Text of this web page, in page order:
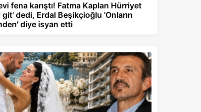
fena karıştı! Fatma Kaplan Hürriyet
git' dedi, Erdal Beşikçioğlu 'Onların
diye isyan etti